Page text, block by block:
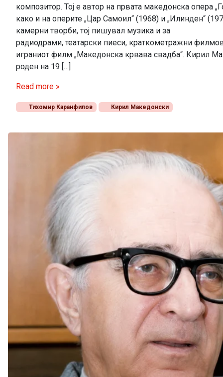
композитор. Тој е автор на првата македонска опера
како и на оперите „Цар Самоил“ (1968) и „Илинден“
камерни творби, тој пишувал музика и за
радиодрами, театарски пиеси, краткометражни
играниот филм „Македонска крвава свадба“. Кирил
роден на 19 […]
Read more »
Тихомир Каранфилов Кирил Македонски